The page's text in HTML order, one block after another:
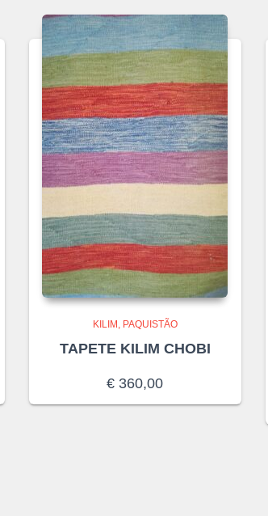
KILIM PAQUISTÃO
TAPETE KILIM CHOBI
€ 360,00